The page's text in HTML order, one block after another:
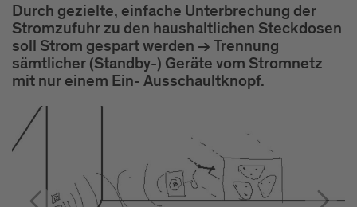
Durch gezielte, einfache Unterbrechung der
Stromzufuhr zu den haushaltlichen Steckdosen
soll Strom gespart werden -> Trennung
sämtlicher (Standby-) Geräte vom Stromnetz
mit nur einem Ein- Ausschaultknopf.